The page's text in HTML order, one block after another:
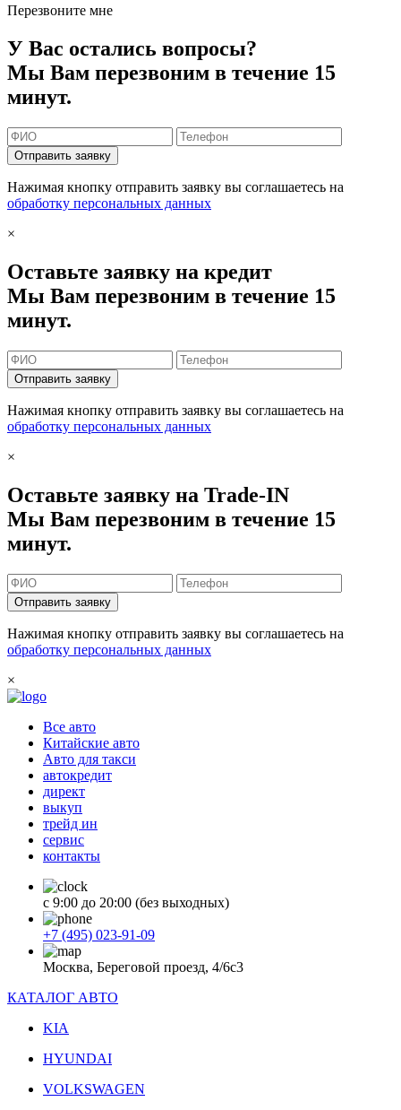
Перезвоните мне
У Вас остались вопросы?
Мы Вам перезвоним в течение 15
минут.
Отправить заявку
Нажимая кнопку отправить заявку вы соглашаетесь на
обработку персональных данных
×
Оставьте заявку на кредит
Мы Вам перезвоним в течение 15
минут.
Отправить заявку
Нажимая кнопку отправить заявку вы соглашаетесь на
обработку персональных данных
×
Оставьте заявку на Trade-IN
Мы Вам перезвоним в течение 15
минут.
Отправить заявку
Нажимая кнопку отправить заявку вы соглашаетесь на
обработку персональных данных
×
Все авто
Китайские авто
Авто для такси
автокредит
директ
выкуп
трейд ин
сервис
контакты
с 9:00 до 20:00 (без выходных)
+7 (495) 023-91-09
Москва, Береговой проезд, 4/6с3
КАТАЛОГ АВТО
KIA
HYUNDAI
VOLKSWAGEN